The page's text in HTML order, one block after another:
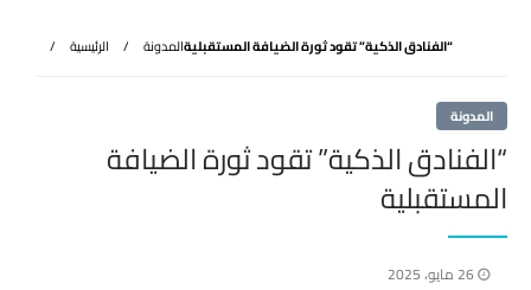
الرئيسية المدونة“الفنادق الذكية” تقود ثورة الضيافة المستقبلية
المدونة
“الفنادق الذكية” تقود ثورة الضيافة
المستقبلية
نُشر
26 مايو، 2025